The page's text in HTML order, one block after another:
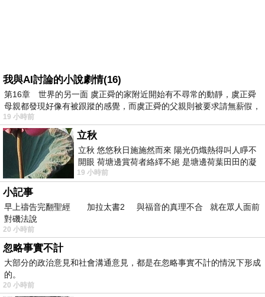
我與AI討論的小說劇情(16)
第16章 世界的另一面 虞正舜的家附近開始有不尋常的動靜，虞正舜
母親都發現好像有被跟蹤的感覺，而虞正舜的父親則被要求請無薪假，
19 小時前
立秋
立秋 悠悠秋日施施然而來 陽光仍熾熱得叫人睜不
開眼 荷塘邊賞荷者絡繹不絕 是塘邊荷葉田田的凝
望 風中飄逸的是映日荷花別樣紅
19 小時前
小記事
早上禱告完翻聖經 加拉太書2 與福音的真理不合 就在眾人面前
對磯法說
20 小時前
忽略事實不計
大部分的政治意見和社會溝通意見，都是在忽略事實不計的情況下形成
的。
20 小時前